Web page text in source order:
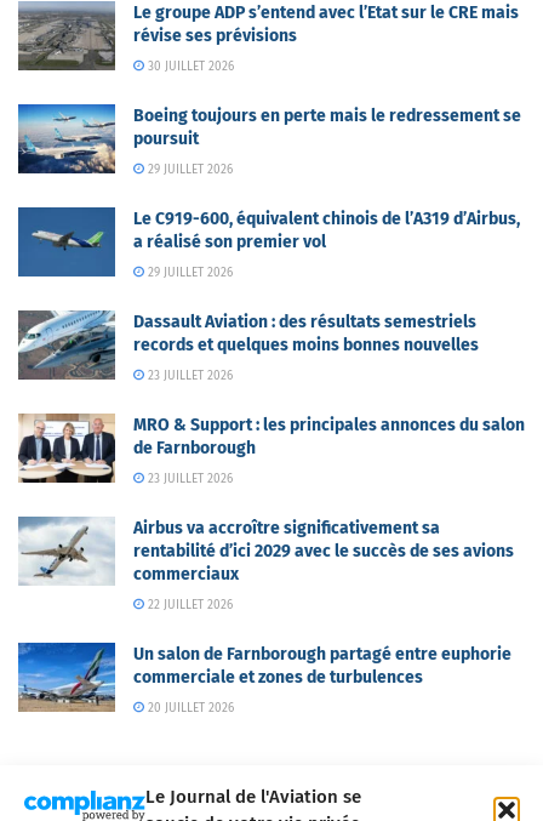
Le Journal de l'Aviation se
Le groupe ADP s’entend avec l’Etat sur le CRE mais
révise ses prévisions
30 JUILLET 2026
Boeing toujours en perte mais le redressement se
poursuit
29 JUILLET 2026
Le C919-600, équivalent chinois de l’A319 d’Airbus,
a réalisé son premier vol
29 JUILLET 2026
Dassault Aviation : des résultats semestriels
records et quelques moins bonnes nouvelles
23 JUILLET 2026
MRO & Support : les principales annonces du salon
de Farnborough
23 JUILLET 2026
Airbus va accroître significativement sa
rentabilité d’ici 2029 avec le succès de ses avions
commerciaux
22 JUILLET 2026
Un salon de Farnborough partagé entre euphorie
commerciale et zones de turbulences
20 JUILLET 2026